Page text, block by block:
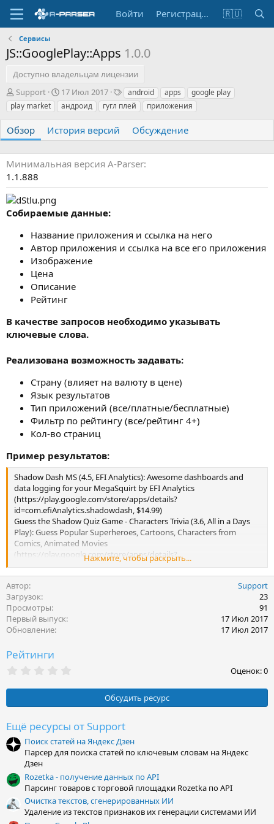
Войти Регистрация 🇷🇺
Сервисы
JS::GooglePlay::Apps 1.0.0
Доступно владельцам лицензии
А
в
т
о
р
Support
Д
а
т
с
д
н
я
17 Июл 2017
Т
е
г
android apps
google play
play market
андроид гугл плей приложения
Обзор История версий Обсуждение
Минимальная версия A-Parser
1.1.888
Собираемые данные:
Название приложения и ссылка на него
Автор приложения и ссылка на все его приложения
Изображение
Цена
Описание
Рейтинг
В качестве запросов необходимо указывать
ключевые слова.
Реализована возможность задавать:
Страну (влияет на валюту в цене)
Язык результатов
Тип приложений (все/платные/бесплатные)
Фильтр по рейтингу (все/рейтинг 4+)
Кол-во страниц
Пример результатов:
Shadow Dash MS (4.5, EFI Analytics): Awesome dashboards and
data logging for your MegaSquirt by EFI Analytics
(https://play.google.com/store/apps/details?
id=com.efiAnalytics.shadowdash, $14.99)
Guess the Shadow Quiz Game - Characters Trivia (3.6, All in a Days
Play): Guess Popular Superheroes, Cartoons, Characters from
Comics, Animated Movies
(https://play.google.com/store/apps/details?
id=com.froods.shadowquiz, free)
Liyla and the Shadows of War (4.7, Rasheed Abueideh): Game based
on actual events, tells a story of little girl lives in a war zone.
(https://play.google.com/store/apps/details?id=org.liyla.war, free)
SHADOW THEME APEX/NOVA/ADW/GO (4.0, Vladimir Tymanov):
Shadow icons SHADOW THEME APEX/NOVA/ADW/GO
(https://play.google.com/store/apps/details?
Night Shadow LITE (4.2, Mastermind-Arts.de): Night
id=mma.wallpaper.nightshadow.lite, free)
Shadow Land - Endless Tap (4.7, 株式会社 WHRP): One day, the
world suddenly lost its colour…
free)
1 Pic 1 Word: Shadow Game (4.3, Second Gear Games): Can you
guess an object by its shadow?
(https://play.google.com/store/apps/details?id=com.sgg.shadows,
free)
Aralon Sword and Shadow 3d RPG (4.1, Crescent Moon Games): A
Massive Open World Mobile RPG
(https://play.google.com/store/apps/details?
id=com.crescentmoongames.aralon, $4.99)
Нажмите, чтобы раскрыть...
Автор
Support
Загрузок
23
Просмотры
91
Первый выпуск
17 Июл 2017
Обновление
17 Июл 2017
Рейтинги
0
з
ё
з
д
Оценок: 0
Обсудить ресурс
Ещё ресурсы от Support
Поиск статей на Яндекс Дзен
Парсер для поиска статей по ключевым словам на Яндекс
Дзен
Rozetka - получение данных по API
Парсинг товаров с торговой площадки Rozetka по API
Очистка текстов, сгенерированных ИИ
Удаление из текстов признаков их генерации системами ИИ